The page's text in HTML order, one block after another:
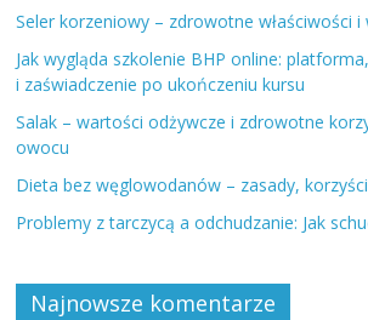
Seler korzeniowy – zdrowotne właściwości
Jak wygląda szkolenie BHP online:
i zaświadczenie po ukończeniu kursu
Salak – wartości odżywcze i zdrowotne
owocu
Dieta bez węglowodanów – zasady,
Problemy z tarczycą a odchudzanie: Jak
Najnowsze komentarze